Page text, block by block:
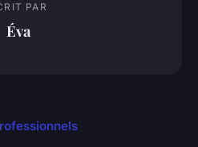
PAR
Éva